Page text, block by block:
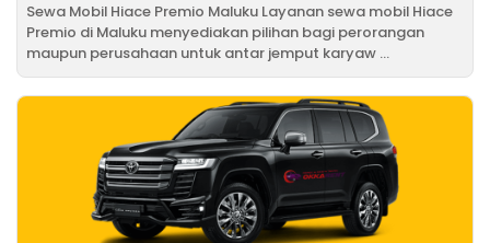
Sewa Mobil Hiace Premio Maluku Layanan sewa mobil Hiace
Premio di Maluku menyediakan pilihan bagi perorangan
maupun perusahaan untuk antar jemput karyaw ...